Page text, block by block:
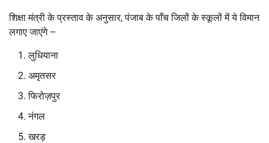
शिक्षा मंत्री के प्रस्ताव के अनुसार, पंजाब के पाँच जिलों के स्कूलों में ये विमान
लगाए जाएंगे –
लुधियाना
अमृतसर
फिरोज़पुर
नंगल
खरड़